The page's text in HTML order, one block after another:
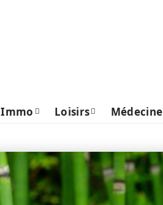
Immo Loisirs Médecine